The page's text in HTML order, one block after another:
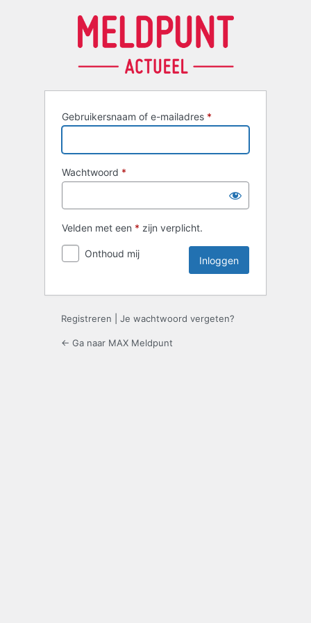
Gebruikersnaam of e-mailadres *
Wachtwoord *
Velden met een * zijn verplicht.
Onthoud mij
Registreren Je wachtwoord vergeten?
← Ga naar MAX Meldpunt